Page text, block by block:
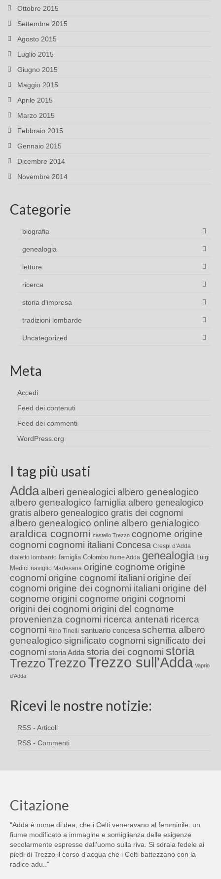
Ottobre 2015
Settembre 2015
Agosto 2015
Luglio 2015
Giugno 2015
Maggio 2015
Aprile 2015
Marzo 2015
Febbraio 2015
Gennaio 2015
Dicembre 2014
Novembre 2014
Categorie
biografia
genealogia
letture
ricerca
storia d'impresa
tradizioni lombarde
Uncategorized
Meta
Accedi
Feed dei contenuti
Feed dei commenti
WordPress.org
I tag più usati
Adda alberi genealogici albero genealogico
albero genealogico famiglia albero genealogico
gratis albero genealogico gratis dei cognomi
albero genealogico online albero genialogico
araldica cognomi castello Trezzo cognome origine
cognomi cognomi italiani Concesa Crespi d'Adda
dialetto lombardo famiglia Colombo fiume Adda genealogia Luigi
Medici naviglio Martesana origine cognome origine
cognomi origine cognomi italiani origine dei
cognomi origine dei cognomi italiani origine del
cognome origini cognome origini cognomi
origini dei cognomi origini del cognome
provenienza cognomi ricerca antenati ricerca
cognomi Rino Tinelli santuario concesa schema albero
genealogico significato cognomi significato dei
cognomi storia Adda storia dei cognomi storia
TrezzoTrezzoTrezzo sull'Adda Vaprio
d'Adda
Ricevi le nostre notizie:
RSS - Articoli
RSS - Commenti
Citazione
"Adda è nome di dea, che i Celti veneravano al femminile: un
fiume modificato a immagine e somiglianza delle esigenze
secolarmente espresse dall'uomo sulla riva. Si sdraia fedele ai
piedi di Trezzo il corso d'acqua che i Celti battezzano con la
radice adu.."